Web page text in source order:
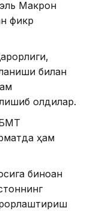
Макрон
фикр
билан
олдилар.
ҳам
биноан